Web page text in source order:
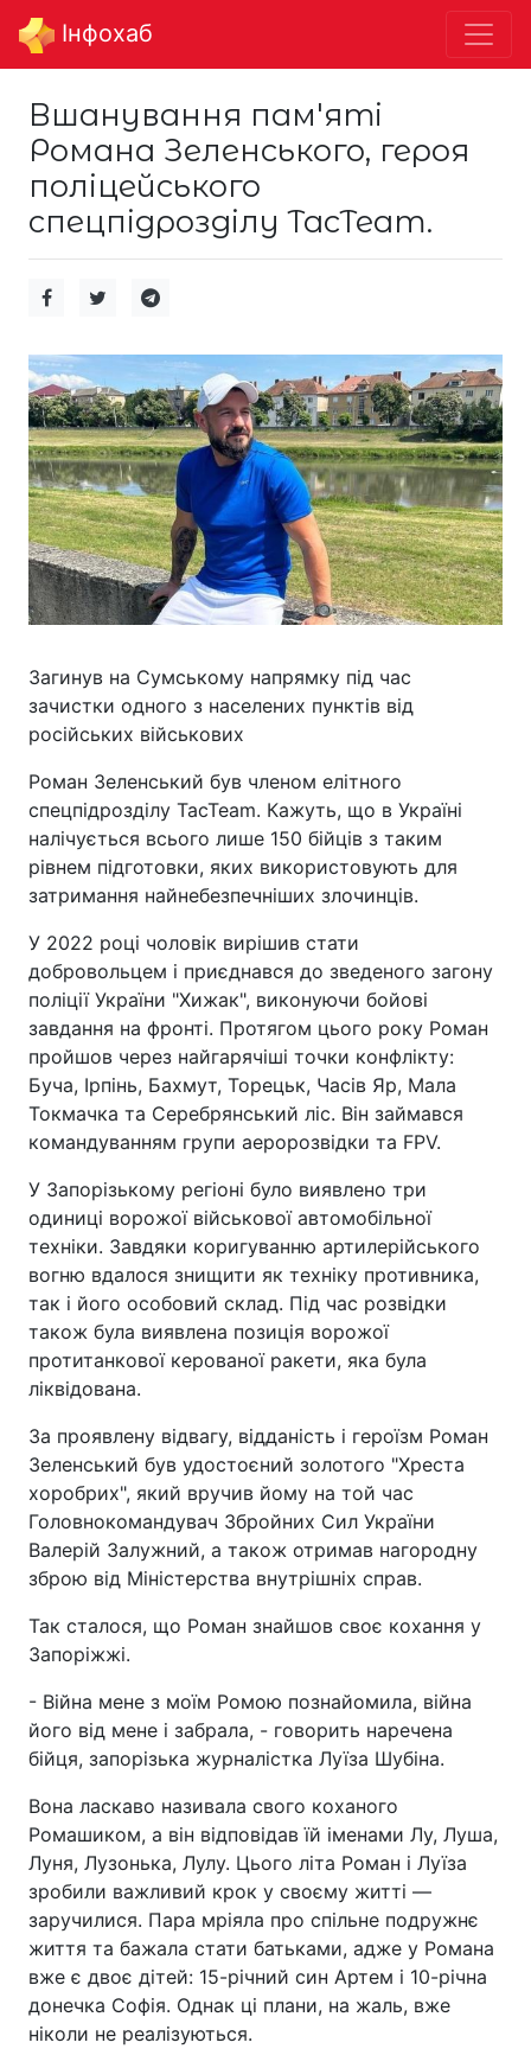
Інфохаб
Вшанування пам'яті
Романа Зеленського, героя
поліцейського
спецпідрозділу TacTeam.
Загинув на Сумському напрямку під час
зачистки одного з населених пунктів від
російських військових
Роман Зеленський був членом елітного
спецпідрозділу TacTeam. Кажуть, що в Україні
налічується всього лише 150 бійців з таким
рівнем підготовки, яких використовують для
затримання найнебезпечніших злочинців.
У 2022 році чоловік вирішив стати
добровольцем і приєднався до зведеного загону
поліції України "Хижак", виконуючи бойові
завдання на фронті. Протягом цього року Роман
пройшов через найгарячіші точки конфлікту:
Буча, Ірпінь, Бахмут, Торецьк, Часів Яр, Мала
Токмачка та Серебрянський ліс. Він займався
командуванням групи аеророзвідки та FPV.
У Запорізькому регіоні було виявлено три
одиниці ворожої військової автомобільної
техніки. Завдяки коригуванню артилерійського
вогню вдалося знищити як техніку противника,
так і його особовий склад. Під час розвідки
також була виявлена позиція ворожої
протитанкової керованої ракети, яка була
ліквідована.
За проявлену відвагу, відданість і героїзм Роман
Зеленський був удостоєний золотого "Хреста
хоробрих", який вручив йому на той час
Головнокомандувач Збройних Сил України
Валерій Залужний, а також отримав нагородну
зброю від Міністерства внутрішніх справ.
Так сталося, що Роман знайшов своє кохання у
Запоріжжі.
- Війна мене з моїм Ромою познайомила, війна
його від мене і забрала, - говорить наречена
бійця, запорізька журналістка Луїза Шубіна.
Вона ласкаво називала свого коханого
Ромашиком, а він відповідав їй іменами Лу, Луша,
Луня, Лузонька, Лулу. Цього літа Роман і Луїза
зробили важливий крок у своєму житті —
заручилися. Пара мріяла про спільне подружнє
життя та бажала стати батьками, адже у Романа
вже є двоє дітей: 15-річний син Артем і 10-річна
донечка Софія. Однак ці плани, на жаль, вже
ніколи не реалізуються.